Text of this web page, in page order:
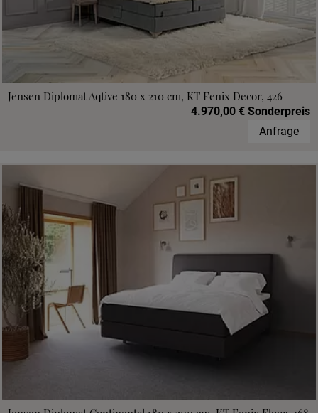
Jensen Diplomat Aqtive 180 x 210 cm, KT Fenix Decor, 426
4.970,00 € Sonderpreis
Anfrage